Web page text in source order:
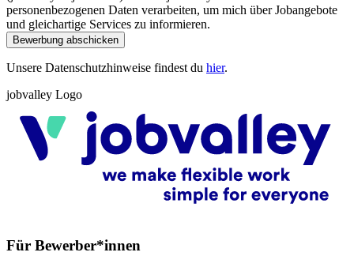
personenbezogenen Daten verarbeiten, um mich über Jobangebote
und gleichartige Services zu informieren.
Bewerbung abschicken
Unsere Datenschutzhinweise findest du hier.
jobvalley Logo
Für Bewerber*innen